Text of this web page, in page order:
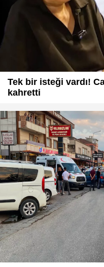
Tek bir isteği vardı!
kahretti